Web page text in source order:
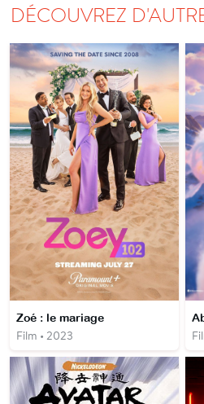
DÉCOUVREZ
Zoé : le mariage
Film • 2023